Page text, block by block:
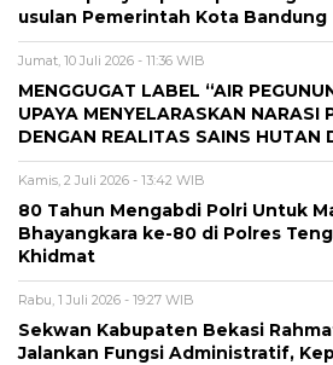
usulan Pemerintah Kota Bandung
Jumat, 10 Juli 2026 - 11:36 WIB
MENGGUGAT LABEL “AIR
UPAYA MENYELARASKAN NARASI
DENGAN REALITAS SAINS HUTAN
Kamis, 2 Juli 2026 - 13:42 WIB
80 Tahun Mengabdi Polri Untuk
Bhayangkara ke-80 di Polres
Khidmat
Rabu, 1 Juli 2026 - 19:27 WIB
Sekwan Kabupaten Bekasi
Jalankan Fungsi Administratif,